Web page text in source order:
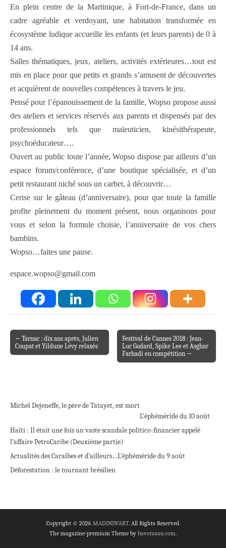
En plein centre de la Martinique, à Fort-de-France, dans un
cadre agréable et verdoyant, une habitation transformée en
écosystème ludique accueille les enfants (et leurs parents) de 0 à
14 ans.
Salles thématiques, jeux, ateliers, activités extérieures…tout est
mis en place pour que petits et grands s’amusent de découvertes
et acquièrent de nouvelles compétences à travers le jeu.
Pensé pour l’épanouissement de la famille, Wopso propose aussi
des ateliers et services réservés aux parents et dispensés par des
professionnels tels que maïeuticien, kinésithérapeute,
psychoéducateur….
Ouvert au public toute l’année, Wopso dispose par ailleurs d’un
espace forum/conférence, d’une boutique spécialisée, et d’un
petit restaurant niché sous un carbet, à découvrir…
Cerise sur le gâteau (d’anniversaire), pour que toute la famille
profite pleinement du moment présent, nous organisons pour
vous et selon la formule choisie, l’anniversaire de vos chers
bambins.
Wopso…faites une pause.
espace.wopso@gmail.com
Post navigation
← Tarnac : dix ans après, Julien
Coupat et Yildune Lévy relaxés
Festival de Cannes 2018 : Jean-
Luc Godard, Spike Lee et Asghar
Farhadi en compétition →
Michel Dejeneffe, le père de Tatayet, est mort
L’éphéméride du 10 août
Haïti : Il était une fois un vaste scandale politico-financier appelé
l’affaire PetroCaribe (Deuxième partie)
Actualités des Caraïbes et d’ailleurs…L’éphéméride du 9 août
Déforestation : le tournant brésilien
Copyright © 2026 MADININ'ART. All Rights Reserved.
The magazine-premium Theme by bavotasan.com.